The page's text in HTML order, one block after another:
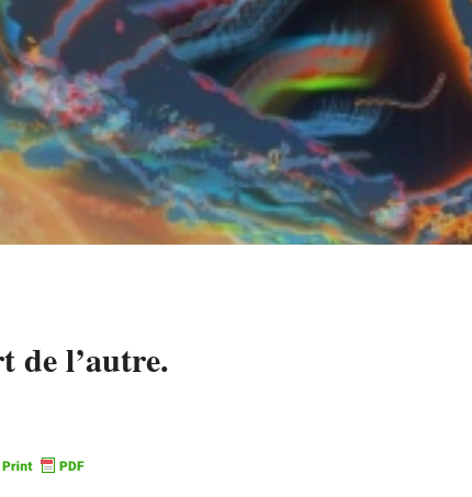
de l’autre.